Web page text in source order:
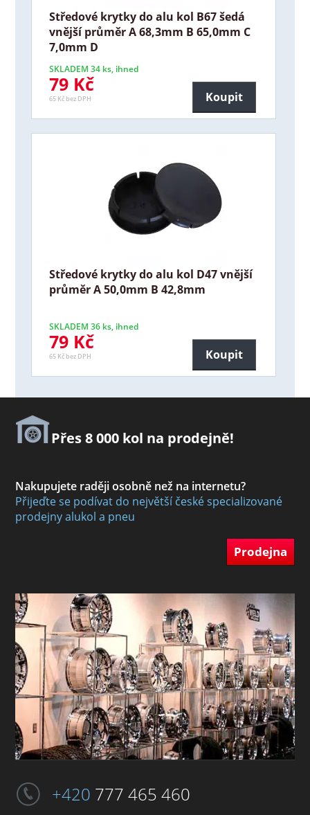
Středové krytky do alu kol B67 šedá
vnější průměr A 68,3mm B 65,0mm C
7,0mm D
SKLADEM 34 ks, ihned
79 Kč
65 Kč bez DPH Koupit
Středové krytky do alu kol D47 vnější
průměr A 50,0mm B 42,8mm
SKLADEM 36 ks, ihned
79 Kč
65 Kč bez DPH Koupit
Přes 8 000 kol na prodejně!
Nakupujete raději osobně než na internetu?
Přijeďte se podívat do největší české specializované
prodejny alukol a pneu
Prodejna
+420 777 465 460